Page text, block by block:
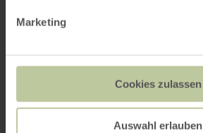
Marketing
Cookies zulassen
Auswahl erlauben